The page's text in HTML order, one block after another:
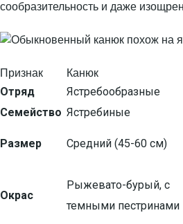
сообразительность и даже
Признак Канюк
Отряд Ястребообразные
Семейство Ястребиные
Размер Средний (45-60 см)
Окрас
Рыжевато-бурый, с
темными пестринами